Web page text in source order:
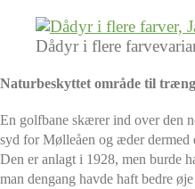
Dådyr i flere
Naturbeskyttet område til
En golfbane skærer ind over den
syd for Mølleåen og æder dermed
Den er anlagt i 1928, men burde
man dengang havde haft bedre